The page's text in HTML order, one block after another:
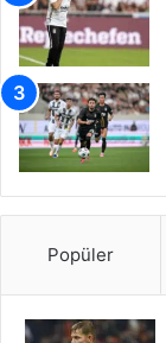
Popüler